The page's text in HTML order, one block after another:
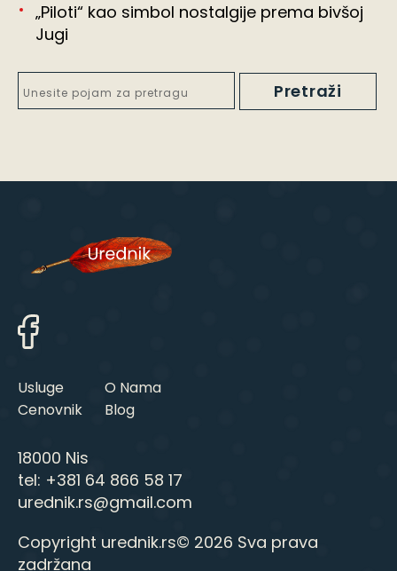
„Piloti“ kao simbol nostalgije prema bivšoj
Jugi
Usluge
Cenovnik
O Nama
Blog
18000 Nis
tel: +381 64 866 58 17
urednik.rs@gmail.com
Copyright urednik.rs© 2026 Sva prava
zadržana